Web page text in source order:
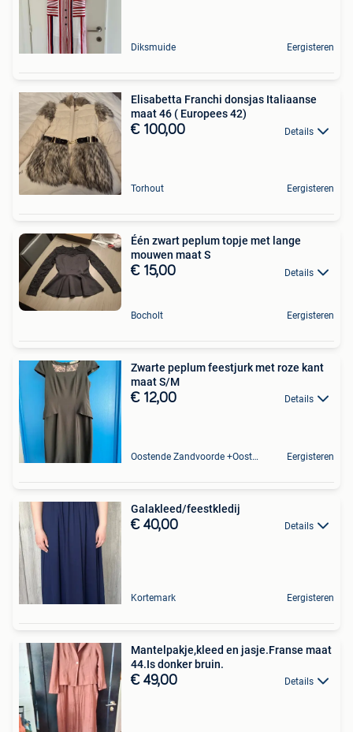
Diksmuide Eergisteren
Elisabetta Franchi donsjas Italiaanse
maat 46 ( Europees 42)
€ 100,00 Details
Torhout Eergisteren
Één zwart peplum topje met lange
mouwen maat S
€ 15,00 Details
Bocholt Eergisteren
Zwarte peplum feestjurk met roze kant
maat S/M
€ 12,00 Details
Oostende Zandvoorde +Oostende Eergisteren
Galakleed/feestkledij
€ 40,00 Details
Kortemark Eergisteren
Mantelpakje,kleed en jasje.Franse maat
44.Is donker bruin.
€ 49,00 Details